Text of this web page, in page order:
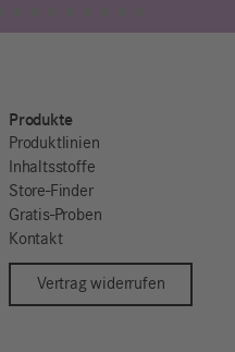
Produkte
Produktlinien
Inhaltsstoffe
Store-Finder
Gratis-Proben
Kontakt
Vertrag widerrufen